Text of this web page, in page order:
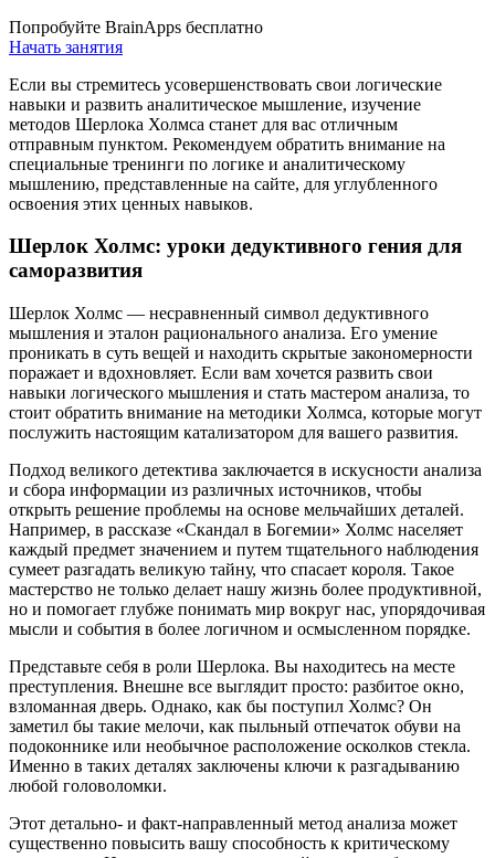
Попробуйте BrainApps бесплатно
Начать занятия
Если вы стремитесь усовершенствовать свои логические
навыки и развить аналитическое мышление, изучение
методов Шерлока Холмса станет для вас отличным
отправным пунктом. Рекомендуем обратить внимание на
специальные тренинги по логике и аналитическому
мышлению, представленные на сайте, для углубленного
освоения этих ценных навыков.
Шерлок Холмс: уроки дедуктивного гения для
саморазвития
Шерлок Холмс — несравненный символ дедуктивного
мышления и эталон рационального анализа. Его умение
проникать в суть вещей и находить скрытые закономерности
поражает и вдохновляет. Если вам хочется развить свои
навыки логического мышления и стать мастером анализа, то
стоит обратить внимание на методики Холмса, которые могут
послужить настоящим катализатором для вашего развития.
Подход великого детектива заключается в искусности анализа
и сбора информации из различных источников, чтобы
открыть решение проблемы на основе мельчайших деталей.
Например, в рассказе «Скандал в Богемии» Холмс населяет
каждый предмет значением и путем тщательного наблюдения
сумеет разгадать великую тайну, что спасает короля. Такое
мастерство не только делает нашу жизнь более продуктивной,
но и помогает глубже понимать мир вокруг нас, упорядочивая
мысли и события в более логичном и осмысленном порядке.
Представьте себя в роли Шерлока. Вы находитесь на месте
преступления. Внешне все выглядит просто: разбитое окно,
взломанная дверь. Однако, как бы поступил Холмс? Он
заметил бы такие мелочи, как пыльный отпечаток обуви на
подоконнике или необычное расположение осколков стекла.
Именно в таких деталях заключены ключи к разгадыванию
любой головоломки.
Этот детально- и факт-направленный метод анализа может
существенно повысить вашу способность к критическому